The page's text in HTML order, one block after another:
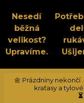
Nesedí
běžná
velikost?
Upravíme.
🌼 Prázdniny nekončí ...
kraťasy a
⏳